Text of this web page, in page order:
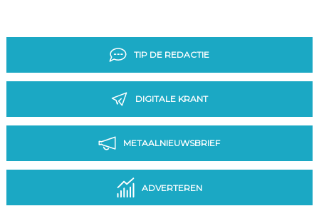
TIP DE REDACTIE
DIGITALE KRANT
METAALNIEUWSBRIEF
ADVERTEREN